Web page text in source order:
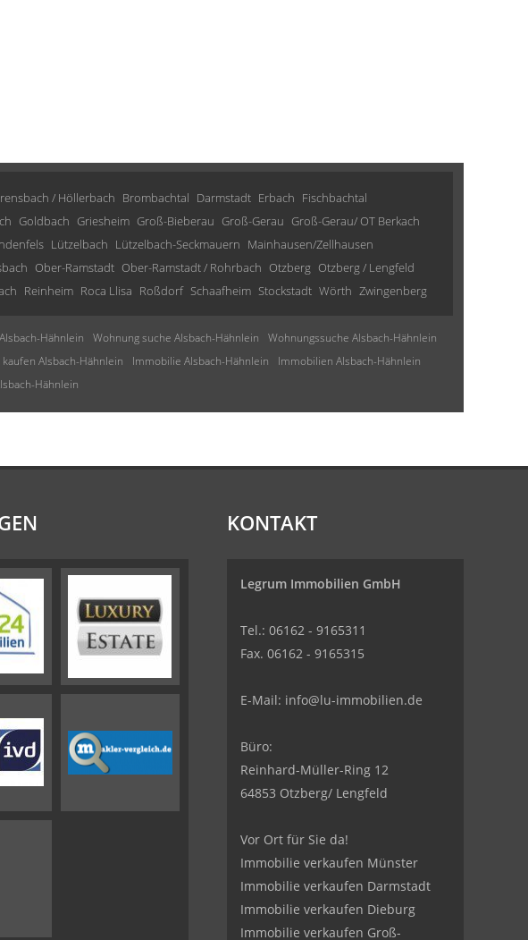
/ Höllerbach Brombachtal Darmstadt Erbach Fischbachtal
Goldbach Griesheim Groß-Bieberau Groß-Gerau Groß-Gerau/ OT Berkach
Lützelbach Lützelbach-Seckmauern Mainhausen/Zellhausen
Ober-Ramstadt Ober-Ramstadt / Rohrbach Otzberg Otzberg / Lengfeld
Reinheim Roca Llisa Roßdorf Schaafheim Stockstadt Wörth Zwingenberg
Hähnlein Wohnung suche Alsbach-Hähnlein
Wohnungssuche Alsbach-Hähnlein
kaufen Alsbach-Hähnlein Immobilie Alsbach-Hähnlein
Immobilien Alsbach-Hähnlein
Hähnlein
KONTAKT
Legrum Immobilien GmbH
Tel.: 06162 - 9165311
Fax. 06162 - 9165315
E-Mail: info@lu-immobilien.de
Büro:
Reinhard-Müller-Ring 12
64853 Otzberg/ Lengfeld
Vor Ort für Sie da!
Immobilie verkaufen Münster
Immobilie verkaufen Darmstadt
Immobilie verkaufen Dieburg
Immobilie verkaufen Groß-